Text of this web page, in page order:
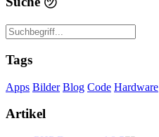
Tags
Apps Bilder Blog Code Hardware
Artikel